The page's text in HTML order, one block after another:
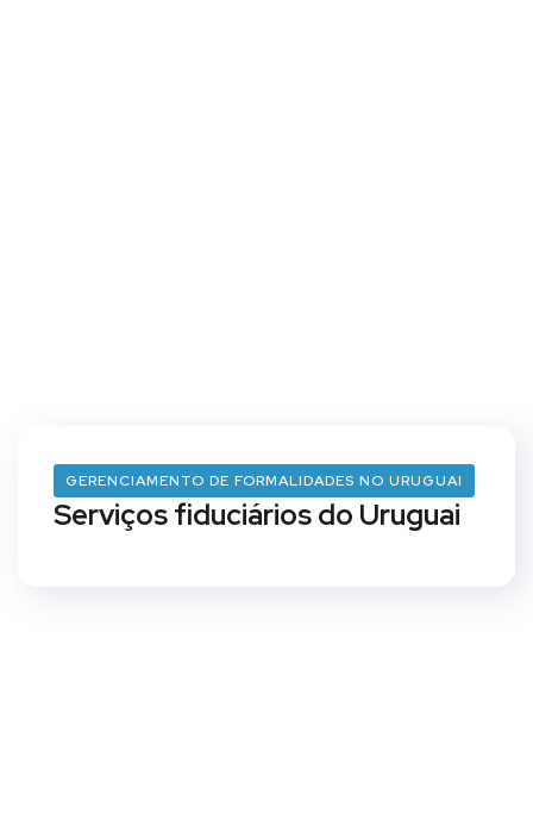
GERENCIAMENTO DE FORMALIDADES NO URUGUAI
Serviços fiduciários do Uruguai